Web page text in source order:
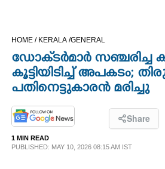
OPINION
PHOTOS
LIFESTYLE
HOME / KERALA /GENERAL
ഡോക്‌ടർമാർ
കൂട്ടിയിടിച്ച് അപകടം;
പതിനെട്ടുകാരൻ മരിച്ചു
Share
1 MIN READ
PUBLISHED: MAY 10, 2026 08:15 AM IST